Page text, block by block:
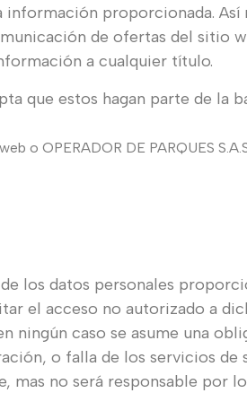
proporcionada. Así
de ofertas del sitio
a cualquier título.
que estos hagan parte de la
o OPERADOR DE PARQUES
los datos personales
el acceso no autorizado a
caso se asume una
o falla de los servicios
no será responsable por